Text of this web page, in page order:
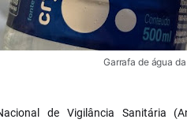
Garrafa de água
de Vigilância Sanitária